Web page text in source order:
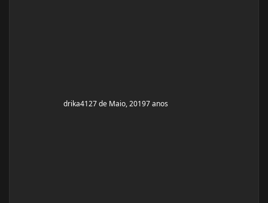
drika4127 de Maio, 20197 anos